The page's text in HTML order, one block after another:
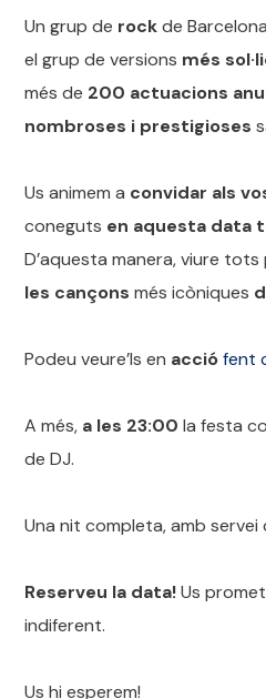
Un grup de rockde
el grup de versions més
més de 200 actuacions
nombroses i prestigioses
Us animem a convidar als
coneguts en aquesta data
D’aquesta manera, viure tots
les cançonsmés icòniques
Podeu veure’ls en acció fent
A més, a les 23:00 la festa
de DJ.
Una nit completa, amb servei
Reserveu la data!Us
indiferent.
Us hi esperem!